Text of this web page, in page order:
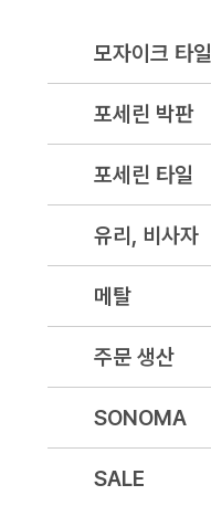
모자이크 타일
포세린 박판
포세린 타일
유리, 비사자
메탈
주문 생산
SONOMA
SALE